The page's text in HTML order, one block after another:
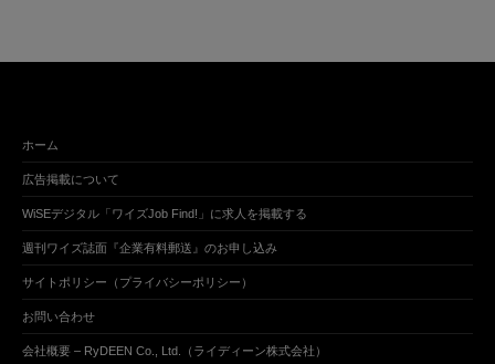
ホーム
広告掲載について
WiSEデジタル「ワイズJob Find!」に求人を掲載する
週刊ワイズ誌面『企業有料郵送』のお申し込み
サイトポリシー（プライバシーポリシー）
お問い合わせ
会社概要 – RyDEEN Co., Ltd.（ライディーン株式会社）